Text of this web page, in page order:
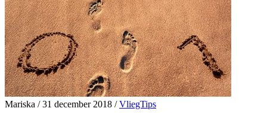
Mariska /31 december 2018 / VliegTips